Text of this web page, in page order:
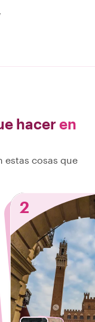
hacer en
estas cosas que
2